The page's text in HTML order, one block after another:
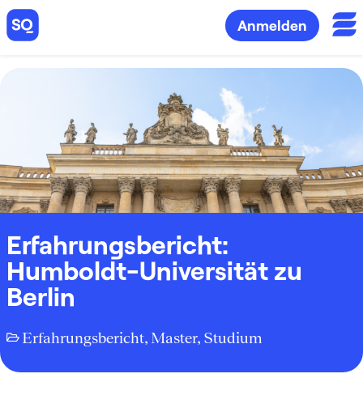
Anmelden
Erfahrungsbericht:
Humboldt-Universität zu
Berlin
Erfahrungsbericht, Master, Studium